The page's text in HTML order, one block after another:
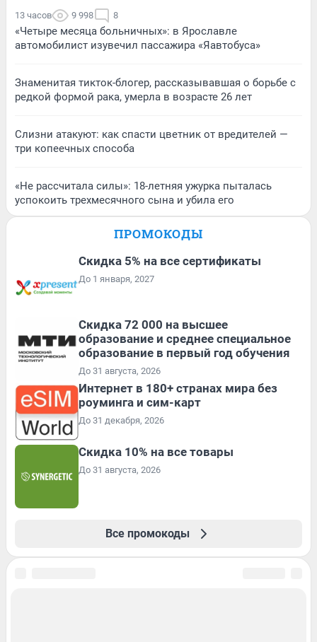
13 часов 9 998 8
«Четыре месяца больничных»: в Ярославле
автомобилист изувечил пассажира «Яавтобуса»
Знаменитая тикток-блогер, рассказывавшая о борьбе с
редкой формой рака, умерла в возрасте 26 лет
Слизни атакуют: как спасти цветник от вредителей —
три копеечных способа
«Не рассчитала силы»: 18-летняя ужурка пыталась
успокоить трехмесячного сына и убила его
ПРОМОКОДЫ
Скидка 5% на все сертификаты
До 1 января, 2027
Скидка 72 000 на высшее
образование и среднее специальное
образование в первый год обучения
До 31 августа, 2026
Интернет в 180+ странах мира без
роуминга и сим-карт
До 31 декабря, 2026
Скидка 10% на все товары
До 31 августа, 2026
Все промокоды